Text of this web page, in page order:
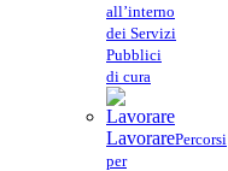
all’interno
dei Servizi
Pubblici
di cura
LavorarePercorsi
per